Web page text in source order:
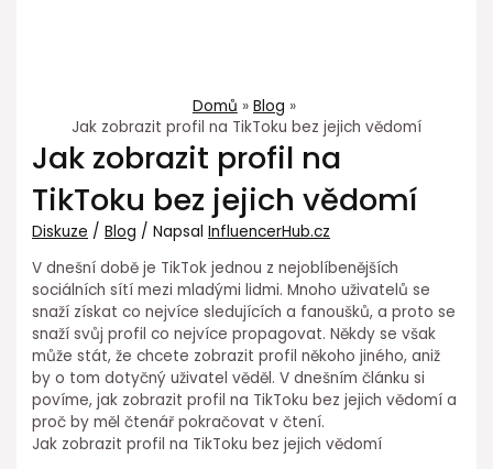
Domů
Blog
Jak zobrazit profil na TikToku bez jejich vědomí
Jak zobrazit profil na
TikToku bez jejich vědomí
Diskuze /Blog / NapsalInfluencerHub.cz
V dnešní době je TikTok jednou z nejoblíbenějších
sociálních sítí mezi mladými lidmi. Mnoho uživatelů se
snaží získat co nejvíce sledujících a fanoušků, a proto se
snaží svůj profil co nejvíce propagovat. Někdy se však
může stát, že chcete zobrazit profil někoho jiného, aniž
by o tom dotyčný uživatel věděl. V dnešním článku si
povíme, jak zobrazit profil na TikToku bez jejich vědomí a
proč by měl čtenář pokračovat v čtení.
Jak zobrazit profil na TikToku bez jejich vědomí